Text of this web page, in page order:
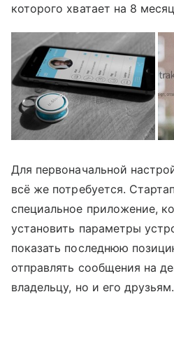
которого хватает на 8
Для первоначальной
всё же потребуется.
специальное приложение,
установить параметры
показать последнюю
отправлять сообщения на
владельцу, но и его друзьям.